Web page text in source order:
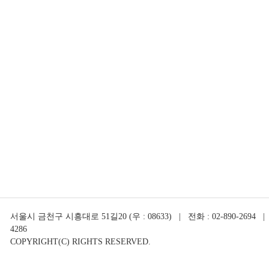
서울시 금천구 시흥대로 51길20 (우 : 08633) | 전화 : 02-890-2694 |
4286
COPYRIGHT(C) RIGHTS RESERVED.